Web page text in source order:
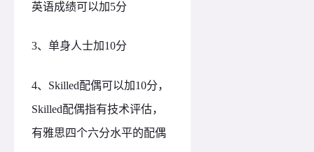
英语成绩可以加5分
3、 单身人士加10分
4、Skilled配偶可以加10分，
Skilled配偶指有技术评估，
有雅思四个六分水平的配偶